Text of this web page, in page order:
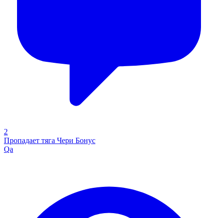
2
Пропадает тяга Чери Бонус
Qa